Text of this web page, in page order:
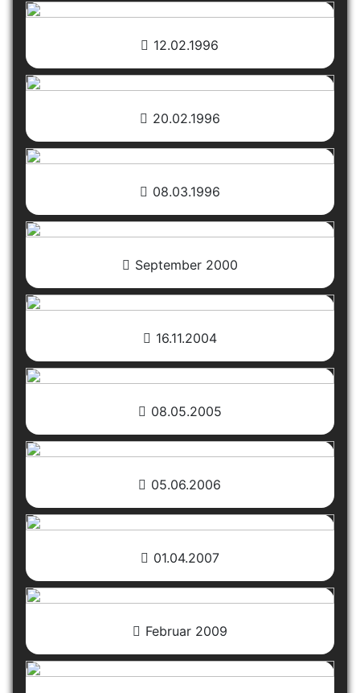
12.02.1996
20.02.1996
08.03.1996
September 2000
16.11.2004
08.05.2005
05.06.2006
01.04.2007
Februar 2009